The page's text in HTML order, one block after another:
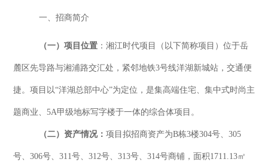
一、 招商简介
（一）项目位置 ： 湘江时代项目（以下简称项 目）位于岳
麓区先导路与湘浦路交汇处， 紧邻地铁3号线洋湖新城站，交通便
捷。项目 以“洋湖总部中心”为定位，是集高端住宅、集中式时尚主
题商业、5A甲级地标写字楼于一体的综合体项目。
（二）资产情况： 项目拟招商资产为B栋3楼304号、305
号、306号、311号、312号、313号、314号商铺，面积1711.13㎡